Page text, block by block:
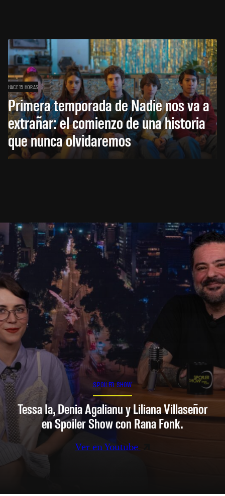
HACE 15 HORAS
Primera temporada de Nadie nos va a
extrañar: el comienzo de una historia
que nunca olvidaremos
SPOILER SHOW
Tessa Ia, Denia Agalianu y Liliana Villaseñor
en Spoiler Show con Rana Fonk.
Ver en Youtube